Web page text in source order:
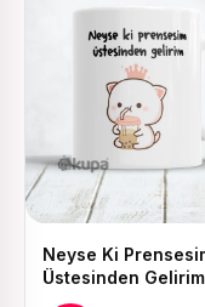
Neyse Ki
Üstesinden Gelirim
Baskılı Kupa ve